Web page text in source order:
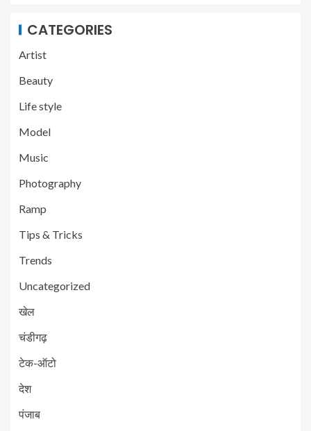
CATEGORIES
Artist
Beauty
Life style
Model
Music
Photography
Ramp
Tips & Tricks
Trends
Uncategorized
खेल
चंडीगढ़
टेक-ऑटो
देश
पंजाब